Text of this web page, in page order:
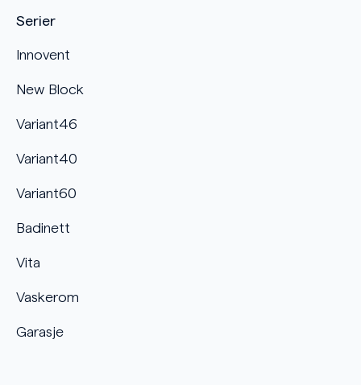
Serier
Innovent
New Block
Variant46
Variant40
Variant60
Badinett
Vita
Vaskerom
Garasje